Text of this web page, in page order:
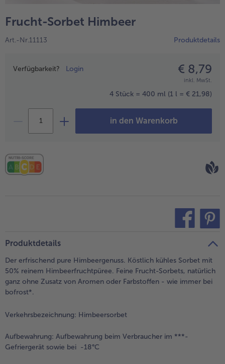
alle Obst
alle Süße Vielfalt
Confiserie & Feinkost
alle Küchenhelfer
Frucht-Sorbet Himbeer
Art.-Nr.11113 Produktdetails
Preisangabe
Verfügbarkeit? Login € 8,79
inkl. MwSt.
4 Stück = 400 ml (1 l = € 21,98)
in den Warenkorb
Produktdetails
Der erfrischend pure Himbeergenuss. Köstlich kühles Sorbet mit
50% reinem Himbeerfruchtpüree. Feine Frucht-Sorbets, natürlich
ganz ohne Zusatz von Aromen oder Farbstoffen - wie immer bei
bofrost*.
Verkehrsbezeichnung: Himbeersorbet
Aufbewahrung: Aufbewahrung beim Verbraucher im ***-
Gefriergerät sowie bei -18°C